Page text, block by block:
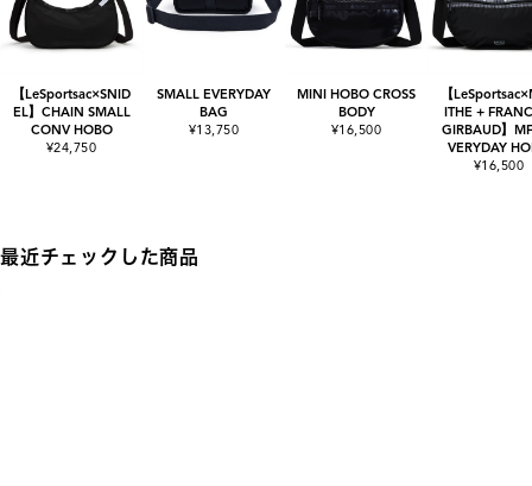
【LeSportsac×SNID
EL】CHAIN SMALL
CONV HOBO
¥24,750
SMALL EVERYDAY
BAG
¥13,750
MINI HOBO CROSS
BODY
¥16,500
【
ITHE +
GIRBAUD】
VERYDAY
¥16,500
最近チェックした商品